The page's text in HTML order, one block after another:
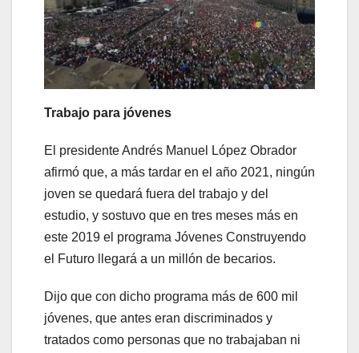
Trabajo para jóvenes
El presidente Andrés Manuel López Obrador
afirmó que, a más tardar en el año 2021, ningún
joven se quedará fuera del trabajo y del
estudio, y sostuvo que en tres meses más en
este 2019 el programa Jóvenes Construyendo
el Futuro llegará a un millón de becarios.
Dijo que con dicho programa más de 600 mil
jóvenes, que antes eran discriminados y
tratados como personas que no trabajaban ni